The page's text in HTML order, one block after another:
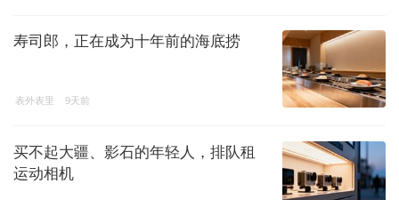
寿司郎，正在成为十年前的海底捞
表外表里 9天前
买不起大疆、影石的年轻人，排队租
运动相机